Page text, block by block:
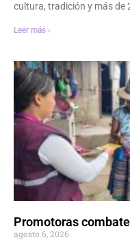
cultura, tradición y más de
Leer más ›
Promotoras
agosto 6, 2026